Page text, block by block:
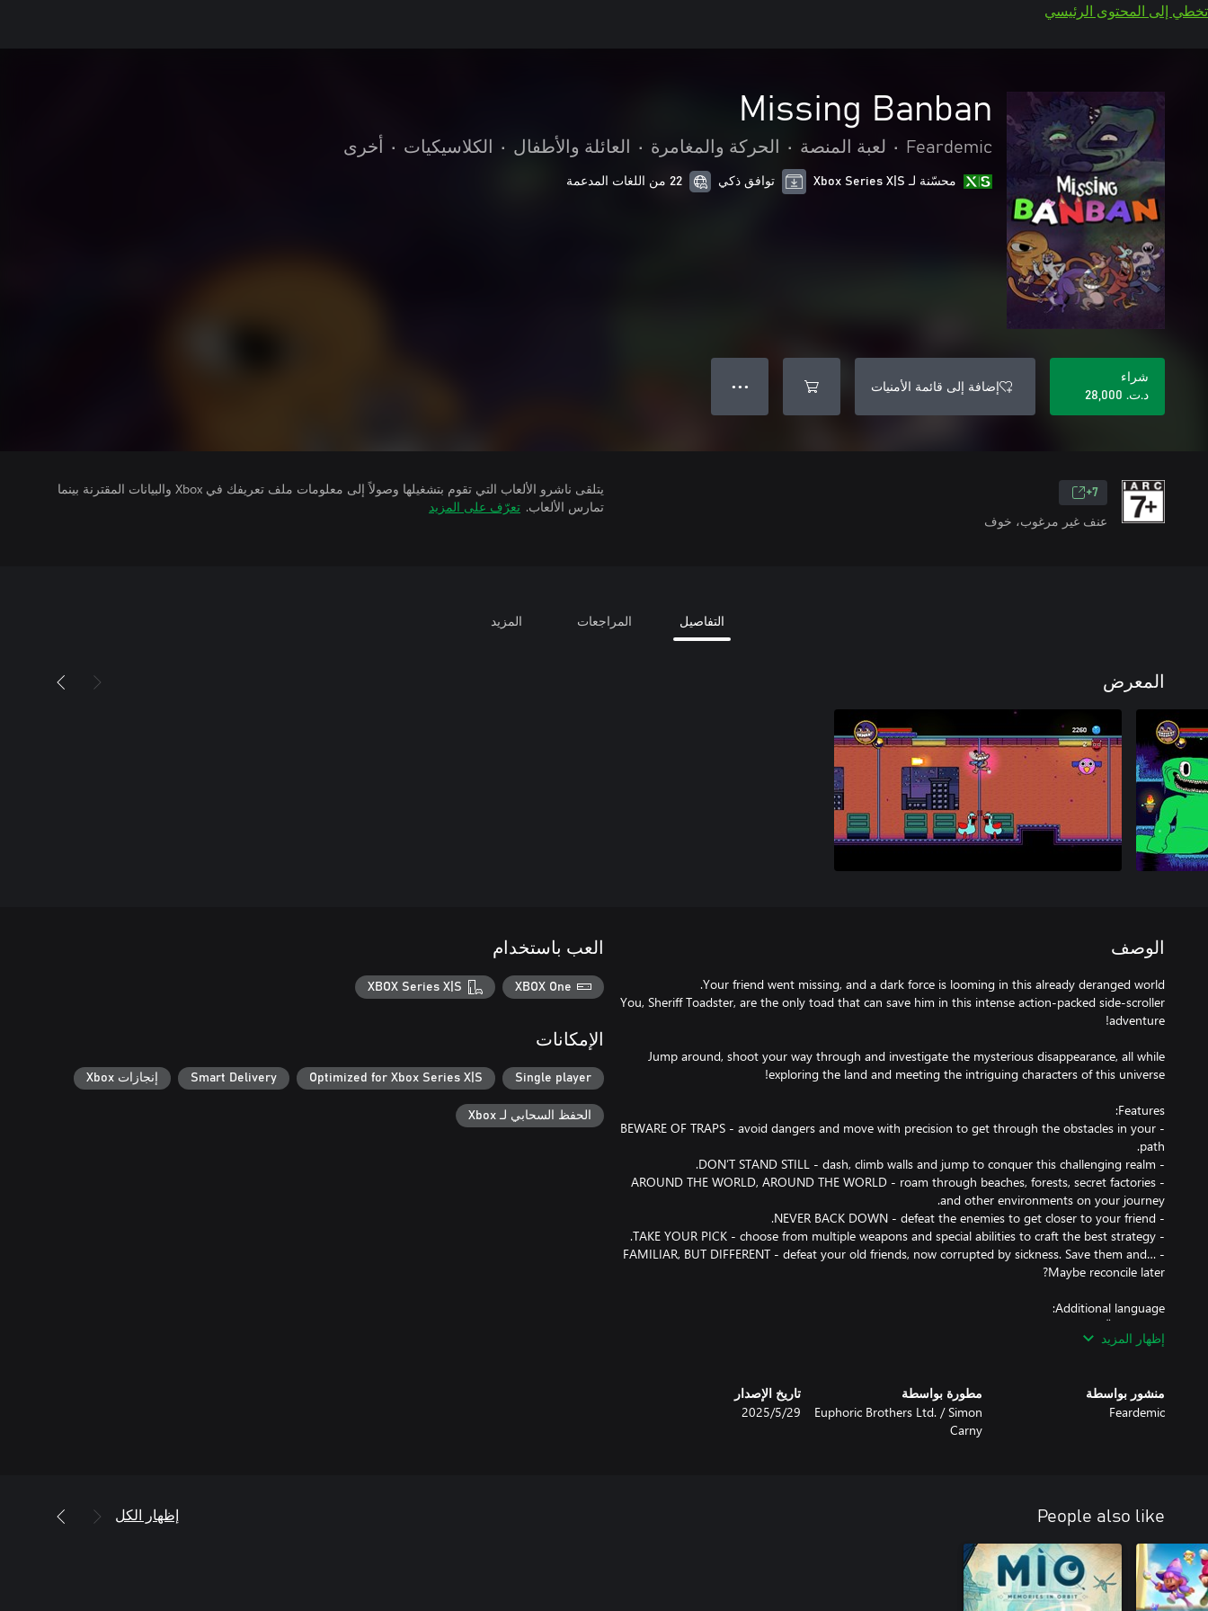
تخطي إلى المحتوى الرئيسي
Missing Banban
Feardemic
• لعبة المنصة • الحركة والمغامرة • العائلة والأطفال • الكلاسيكيات • أخرى
محسّنة لـ Xbox Series X|S توافق ذكي 22 من اللغات المدعمة
شراء
د.ت.‏ 28,000
إضافة إلى قائمة الأمنيات ● ● ●
7+
عنف غير مرغوب، خوف
يتلقى ناشرو الألعاب التي تقوم بتشغيلها وصولاً إلى معلومات ملف تعريفك في Xbox والبيانات المقترنة بينما
تمارس الألعاب. تعرّف على المزيد
التفاصيل المراجعات المزيد
المعرض
الوصف
You, Sheriff Toadster, are the only toad that can save him in this intense action-packed side-scroller
Jump around, shoot your way through and investigate the mysterious disappearance, all while
- BEWARE OF TRAPS - avoid dangers and move with precision to get through the obstacles in your
- AROUND THE WORLD, AROUND THE WORLD - roam through beaches, forests, secret factories
- FAMILIAR, BUT DIFFERENT - defeat your old friends, now corrupted by sickness. Save them and…
- Indonesian (ID/INDONESIA).
إظهار المزيد
منشور بواسطة
Feardemic
مطورة بواسطة
Euphoric Brothers Ltd. / Simon
Carny
تاريخ الإصدار
29‏/5‏/2025
العب باستخدام
XBOX One
XBOX Series X|S
الإمكانات
Single player
Optimized for Xbox Series X|S
Smart Delivery إنجازات Xbox
الحفظ السحابي لـ Xbox
People also like إظهار الكل